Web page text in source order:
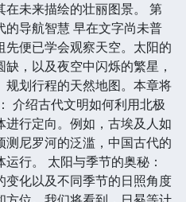
未来描绘的壮丽图景。 第
导航智慧 早在文字尚未普
先便已学会观察天空。太阳的
，以及夜空中闪烁的繁星，
规划行程的天然地图。本章将
介绍古代文明如何利用北极
行定向。例如，古埃及人如
尼罗河的泛滥，中国古代的
行。 太阳与季节的奥秘：
变化以及不同季节的日照角度